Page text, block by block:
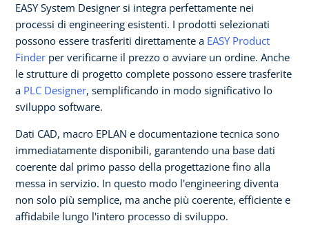
EASY System Designer si integra perfettamente nei
processi di engineering esistenti. I prodotti selezionati
possono essere trasferiti direttamente a EASY Product
Finder per verificarne il prezzo o avviare un ordine. Anche
le strutture di progetto complete possono essere trasferite
a PLC Designer, semplificando in modo significativo lo
sviluppo software.
Dati CAD, macro EPLAN e documentazione tecnica sono
immediatamente disponibili, garantendo una base dati
coerente dal primo passo della progettazione fino alla
messa in servizio. In questo modo l'engineering diventa
non solo più semplice, ma anche più coerente, efficiente e
affidabile lungo l'intero processo di sviluppo.